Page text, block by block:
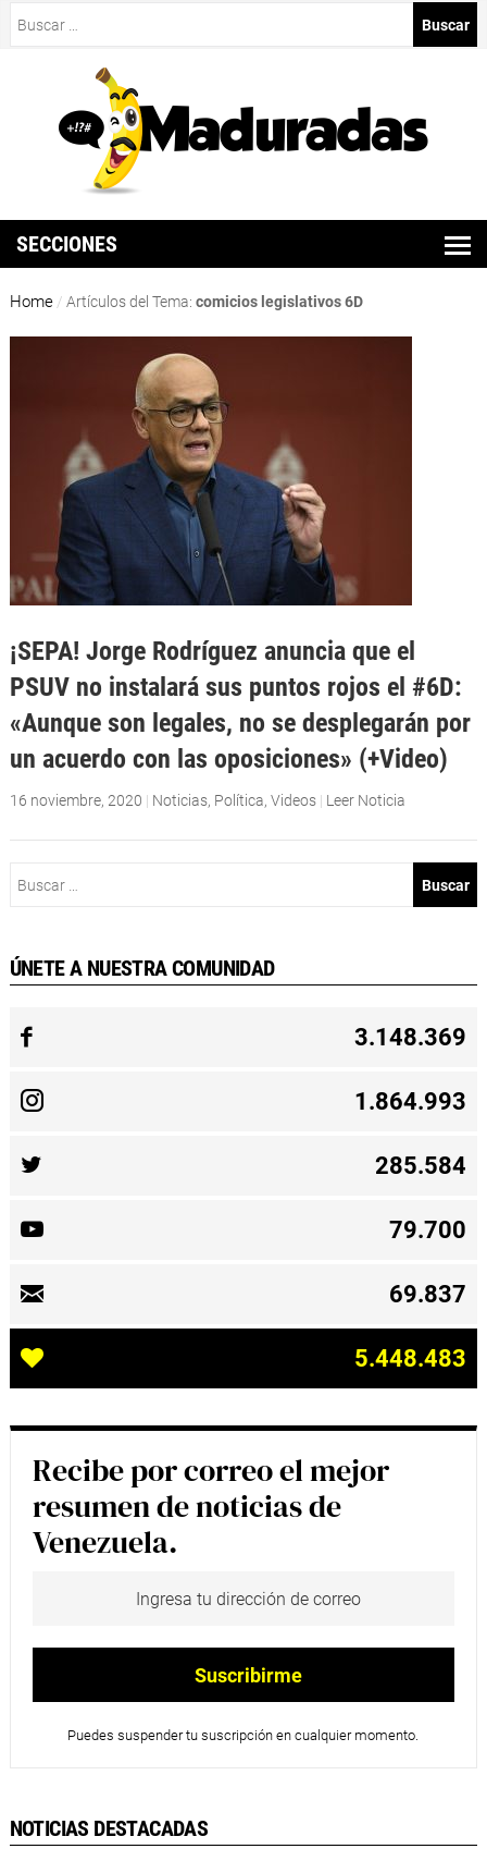
SECCIONES
Home / Artículos del Tema: comicios legislativos 6D
¡SEPA! Jorge Rodríguez anuncia que el
PSUV no instalará sus puntos rojos el #6D:
«Aunque son legales, no se desplegarán por
un acuerdo con las oposiciones» (+Video)
16 noviembre, 2020 | Noticias, Política, Videos | Leer Noticia
ÚNETE A NUESTRA COMUNIDAD
3.148.369
1.864.993
285.584
79.700
69.837
5.448.483
Recibe por correo el mejor
resumen de noticias de
Venezuela.
Puedes suspender tu suscripción en cualquier momento.
NOTICIAS DESTACADAS